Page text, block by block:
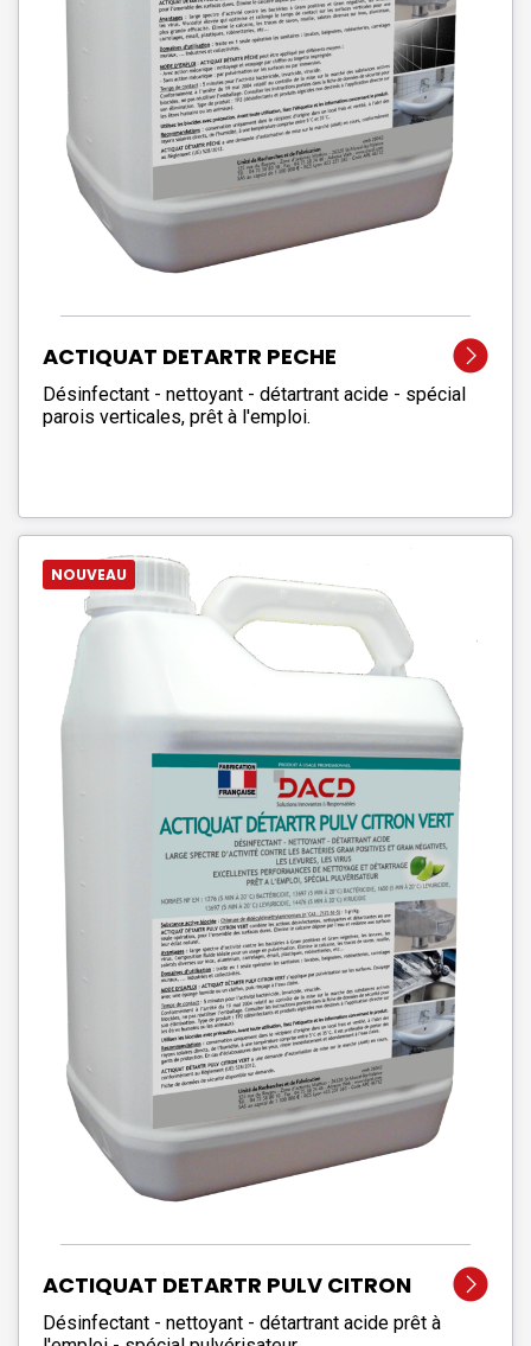
ACTIQUAT DETARTR PECHE
Désinfectant - nettoyant - détartrant acide - spécial
parois verticales, prêt à l'emploi.
NOUVEAU
ACTIQUAT DETARTR PULV CITRON
VERT
Désinfectant - nettoyant - détartrant acide prêt à